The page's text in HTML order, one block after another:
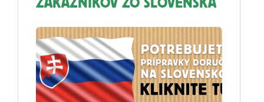
ZÁKAZNÍKOV ZO SLOVENSKA